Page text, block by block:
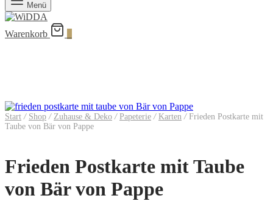
Menü
Warenkorb
Start / Shop / Zuhause & Deko / Papeterie / Karten /Frieden Postkarte mit
Taube von Bär von Pappe
Frieden Postkarte mit Taube
von Bär von Pappe